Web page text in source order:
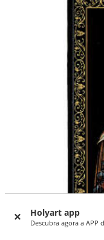
Holyart app
Descubra agora a APP